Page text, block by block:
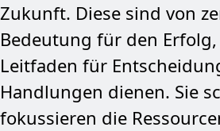
Zukunft. Diese sind von
Bedeutung für den Erfolg,
Leitfaden für
Handlungen dienen. Sie
fokussieren die